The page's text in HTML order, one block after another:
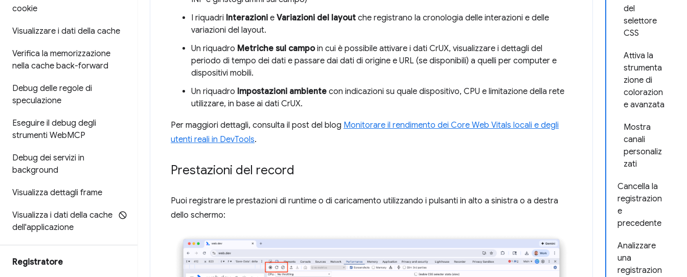
cookie
Visualizzare i dati della cache
Verifica la memorizzazione
nella cache back-forward
Debug delle regole di
speculazione
Eseguire il debug degli
strumenti WebMCP
Debug dei servizi in
background
Visualizza dettagli frame
Visualizza i dati della cache
dell'applicazione
Registratore
del
selettore
CSS
Attiva la
strumenta
zione di
colorazion
e avanzata
Mostra
canali
personaliz
zati
Cancella la
registrazion
e
precedente
Analizzare
una
registrazion
I riquadri Interazioni e Variazioni del layout che registrano la cronologia delle interazioni e delle
variazioni del layout.
Un riquadro Metriche sul campoin cui è possibile attivare i dati CrUX, visualizzare i dettagli del
periodo di tempo dei dati e passare dai dati di origine e URL (se disponibili) a quelli per computer e
dispositivi mobili.
Un riquadro Impostazioni ambiente con indicazioni su quale dispositivo, CPU e limitazione della rete
utilizzare, in base ai dati CrUX.
Per maggiori dettagli, consulta il post del blog Monitorare il rendimento dei Core Web Vitals locali e degli
utenti reali in DevTools.
Prestazioni del record
Puoi registrare le prestazioni di runtime o di caricamento utilizzando i pulsanti in alto a sinistra o a destra
dello schermo: